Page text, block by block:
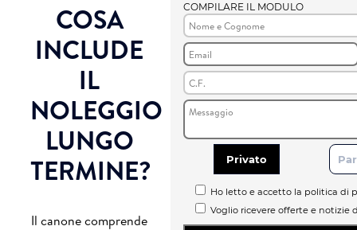
COSA
INCLUDE
IL
NOLEGGIO
LUNGO
TERMINE?
Il canone comprende
COMPILARE IL MODULO
Privato
Ho letto e accetto la politica di
Voglio ricevere offerte e notizie